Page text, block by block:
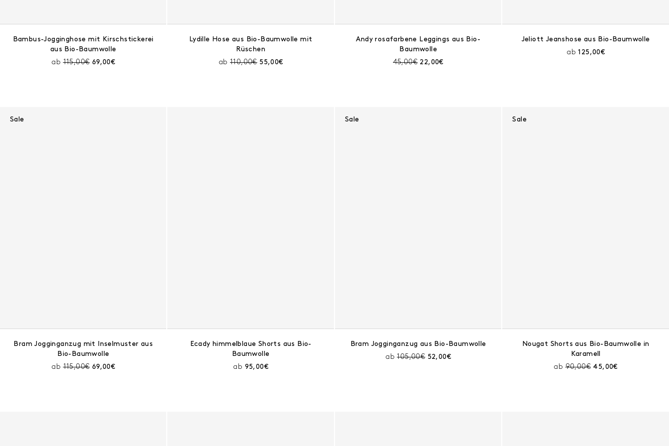
Bambus-Jogginghose mit Kirschstickerei
aus Bio-Baumwolle
abPreis vor Rabatt:
115,00€ Aktueller Preis:
69,00€
Lydille Hose aus Bio-Baumwolle mit
Rüschen
ab Preis vor Rabatt:
110,00€ Aktueller Preis:
55,00€
Andy rosafarbene Leggings aus Bio-
Baumwolle
Preis vor Rabatt:
45,00€ Aktueller Preis:
22,00€
Jeliott Jeanshose aus Bio-Baumwolle
abAktueller Preis:
125,00€
Sale
Bram Jogginganzug mit Inselmuster aus
Bio-Baumwolle
abPreis vor Rabatt:
115,00€ Aktueller Preis:
69,00€
Ecady himmelblaue Shorts aus Bio-
Baumwolle
ab Aktueller Preis:
95,00€
Sale
Bram Jogginganzug aus Bio-Baumwolle
abPreis vor Rabatt:
105,00€ Aktueller Preis:
52,00€
Sale
Nougat Shorts aus Bio-Baumwolle in
Karamell
abPreis vor Rabatt:
90,00€ Aktueller Preis:
45,00€